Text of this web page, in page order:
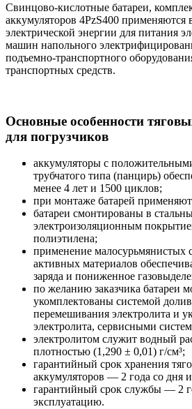
Свинцово-кислотные батареи,
аккумуляторов 4PzS400 применяются
электрической энергии для питания
машин напольного
подъемно-транспортного
транспортных средств.
Основные особенности
для погрузчиков
аккумуляторы с
трубчатого типа (панцирь)
менее 4 лет и 1500 циклов;
при монтаже батарей
батареи смонтированы в
электроизоляционным
полиэтилена;
применение малосурьмянистых
активных материалов
заряда и пониженное
по желанию заказчика батареи
укомплектованы системой
перемешивания электролита и
электролита, сервисными
электролитом служит водный
плотностью (1,290 ± 0,01) г/см³;
гарантийный срок хранения
аккумуляторов — 2 года со дня
гарантийный срок службы — 2
эксплуатацию.